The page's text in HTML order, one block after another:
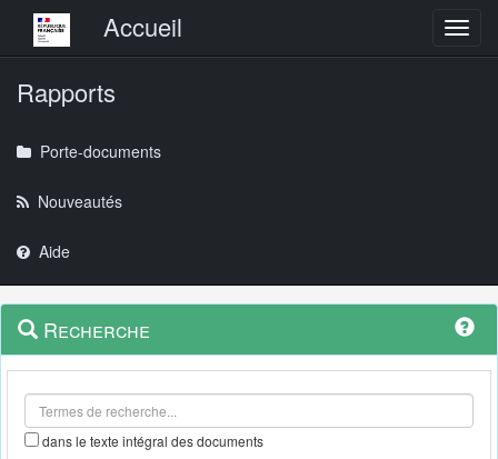
Menu principalAccueil
Rapports
Porte-documents
Nouveautés
Aide
Navigation
outils
Menu
contextuel
Recherche
dans le texte intégral des documents